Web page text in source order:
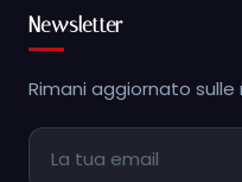
Newsletter
Rimani aggiornato